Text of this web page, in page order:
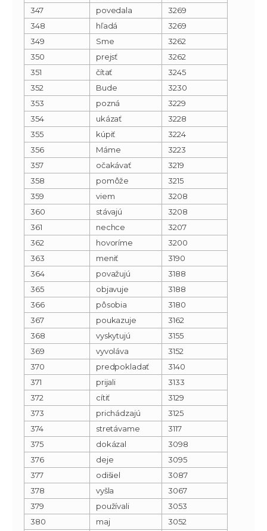
347
povedala
3269
348
hľadá
3269
349
Sme
3262
350
prejsť
3262
351
čítať
3245
352
Bude
3230
353
pozná
3229
354
ukázať
3228
355
kúpiť
3224
356
Máme
3223
357
očakávať
3219
358
pomôže
3215
359
viem
3208
360
stávajú
3208
361
nechce
3207
362
hovoríme
3200
363
meniť
3190
364
považujú
3188
365
objavuje
3188
366
pôsobia
3180
367
poukazuje
3162
368
vyskytujú
3155
369
vyvoláva
3152
370
predpokladať
3140
371
prijali
3133
372
cítiť
3129
373
prichádzajú
3125
374
stretávame
3117
375
dokázal
3098
376
deje
3095
377
odišiel
3087
378
vyšla
3067
379
používali
3053
380
maj
3052